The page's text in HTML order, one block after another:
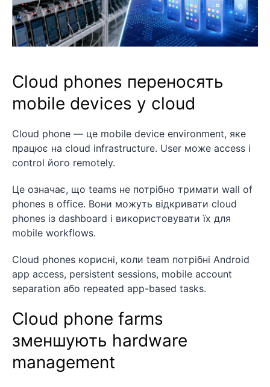
Cloud phones переносять
mobile devices у cloud
Cloud phone — це mobile device environment, яке
працює на cloud infrastructure. User може access і
control його remotely.
Це означає, що teams не потрібно тримати wall of
phones в office. Вони можуть відкривати cloud
phones із dashboard і використовувати їх для
mobile workflows.
Cloud phones корисні, коли team потрібні Android
app access, persistent sessions, mobile account
separation або repeated app-based tasks.
Cloud phone farms
зменшують hardware
management